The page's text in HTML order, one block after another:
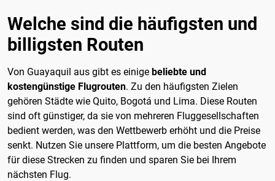
Welche sind die häufigsten und
billigsten Routen
Von Guayaquil aus gibt es einige beliebte und
kostengünstige Flugrouten. Zu den häufigsten Zielen
gehören Städte wie Quito, Bogotá und Lima. Diese Routen
sind oft günstiger, da sie von mehreren Fluggesellschaften
bedient werden, was den Wettbewerb erhöht und die Preise
senkt. Nutzen Sie unsere Plattform, um die besten Angebote
für diese Strecken zu finden und sparen Sie bei Ihrem
nächsten Flug.